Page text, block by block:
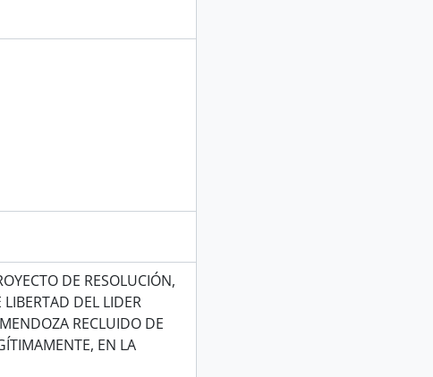
DE RESOLUCIÓN,
DEL LIDER
RECLUIDO DE
EN LA